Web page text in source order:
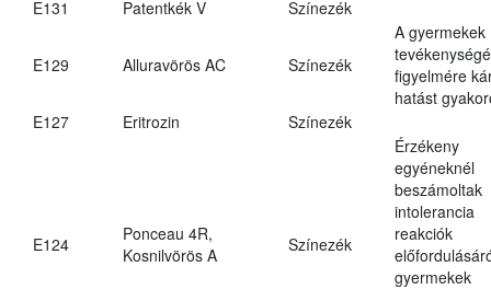
E131
Patentkék V Színezék
E129 Alluravörös AC Színezék
A gyermekek
figyelmére
hatást
E127
Eritrozin Színezék
E124
Ponceau 4R,
Kosnilvörös A
Színezék
Érzékeny
egyéneknél
beszámoltak
intolerancia
reakciók
gyermekek